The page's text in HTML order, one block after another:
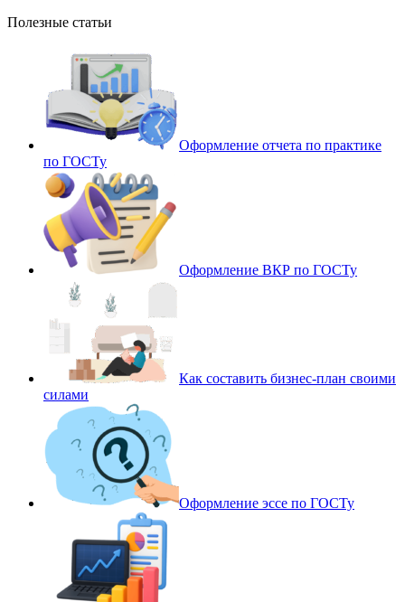
Полезные статьи
Оформление отчета по практике
по ГОСТу
Оформление ВКР по ГОСТу
Как составить бизнес-план своими
силами
Оформление эссе по ГОСТу